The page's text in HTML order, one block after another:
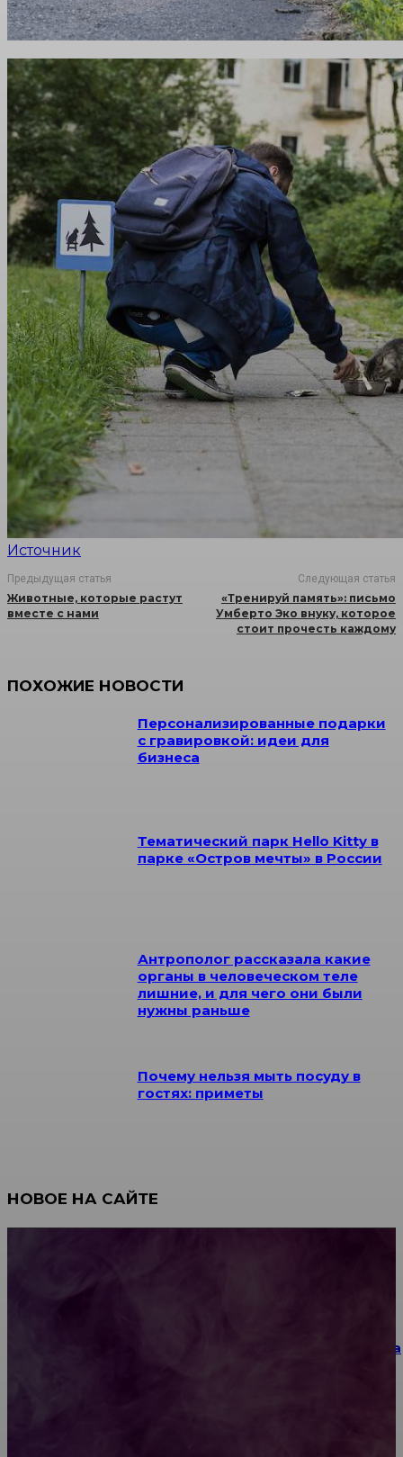
Источник
Предыдущая статья
Животные, которые растут
вместе с нами
Следующая статья
«Тренируй память»: письмо
Умберто Эко внуку, которое
стоит прочесть каждому
ПОХОЖИЕ НОВОСТИ
Персонализированные подарки
с гравировкой: идеи для
бизнеса
Тематический парк Hello Kitty в
парке «Остров мечты» в России
Антрополог рассказала какие
органы в человеческом теле
лишние, и для чего они были
нужны раньше
Почему нельзя мыть посуду в
гостях: приметы
НОВОЕ НА САЙТЕ
Как выбрать место для проведения корпоратива